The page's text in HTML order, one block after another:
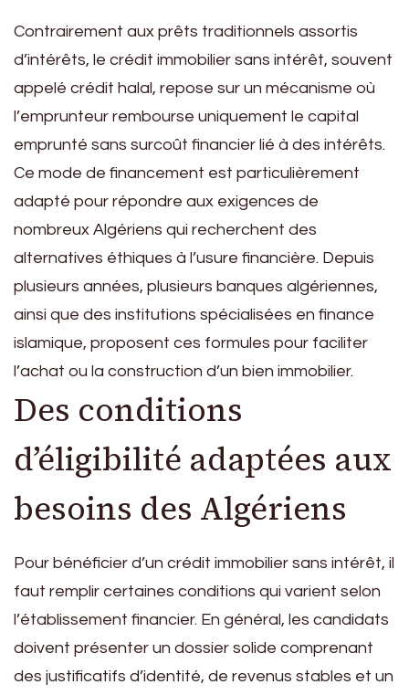
Contrairement aux prêts traditionnels assortis
d’intérêts, le crédit immobilier sans intérêt, souvent
appelé crédit halal, repose sur un mécanisme où
l’emprunteur rembourse uniquement le capital
emprunté sans surcoût financier lié à des intérêts.
Ce mode de financement est particulièrement
adapté pour répondre aux exigences de
nombreux Algériens qui recherchent des
alternatives éthiques à l’usure financière. Depuis
plusieurs années, plusieurs banques algériennes,
ainsi que des institutions spécialisées en finance
islamique, proposent ces formules pour faciliter
l’achat ou la construction d’un bien immobilier.
Des conditions
d’éligibilité adaptées aux
besoins des Algériens
Pour bénéficier d’un crédit immobilier sans intérêt, il
faut remplir certaines conditions qui varient selon
l’établissement financier. En général, les candidats
doivent présenter un dossier solide comprenant
des justificatifs d’identité, de revenus stables et un